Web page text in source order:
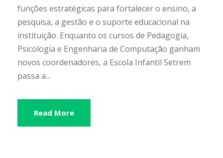
funções estratégicas para fortalecer o ensino, a
pesquisa, a gestão e o suporte educacional na
instituição. Enquanto os cursos de Pedagogia,
Psicologia e Engenharia de Computação ganham
novos coordenadores, a Escola Infantil Setrem
passa a...
Read More